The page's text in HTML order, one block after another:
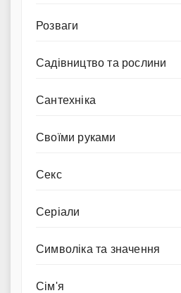
Розваги
Садівництво та рослини
Сантехніка
Своїми руками
Секс
Серіали
Символіка та значення
Сім'я